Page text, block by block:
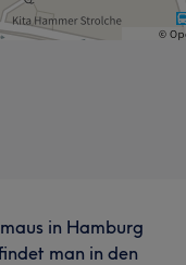
in Hamburg
man in den